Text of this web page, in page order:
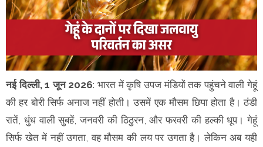
नई दिल्ली, 1 जून 2026: भारत में कृषि उपज मंडियों तक पहुंचने वाली गेहूं
की हर बोरी सिर्फ अनाज नहीं होती। उसमें एक मौसम छिपा होता है। ठंडी
रातें, धुंध वाली सुबहें, जनवरी की ठिठुरन, और फरवरी की हल्की धूप। गेहूं
सिर्फ खेत में नहीं उगता, वह मौसम की लय पर उगता है। लेकिन अब यही